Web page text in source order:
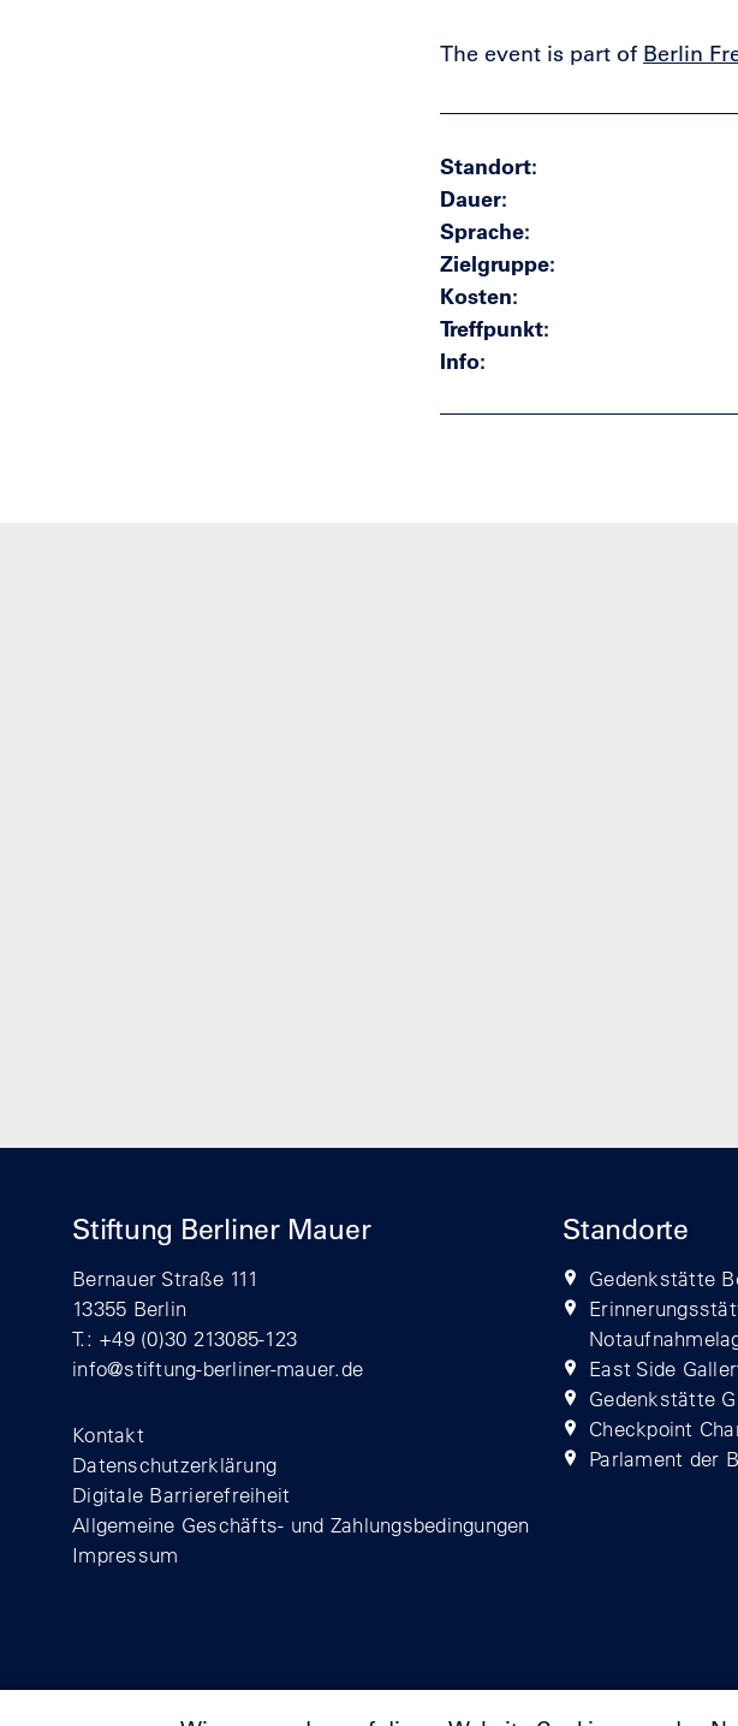
The event is part of Berlin
Standort
Dauer
Sprache
Zielgruppe
Kosten
Treffpunkt
Info
Stiftung Berliner Mauer
Bernauer Straße 111
13355 Berlin
T.: +49 (0)30 213085-123
info@stiftung-berliner-mauer.de
Kontakt
Datenschutzerklärung
Digitale Barrierefreiheit
Allgemeine Geschäfts- und Zahlungsbedingungen
Impressum
Standorte
Gedenkstätte
East Side
Gedenkstätte
Checkpoint
Parlament der